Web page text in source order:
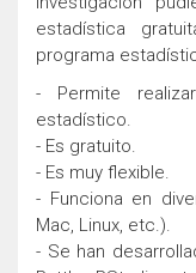
estadística
programa
- Permite
estadístico.
- Es gratuito.
- Es muy flexible.
- Funciona en
Mac, Linux, etc.).
- Se han